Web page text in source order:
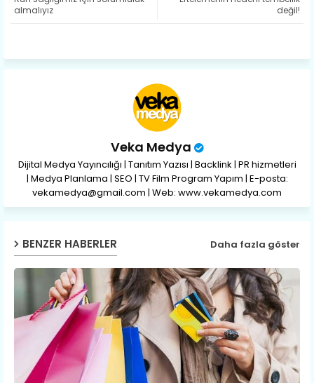
değil!
almalıyız
Veka Medya
Dijital Medya Yayıncılığı | Tanıtım Yazısı | Backlink | PR hizmetleri
| Medya Planlama | SEO | TV Film Program Yapım | E-posta:
vekamedya@gmail.com | Web: www.vekamedya.com
BENZER HABERLER Daha fazla göster